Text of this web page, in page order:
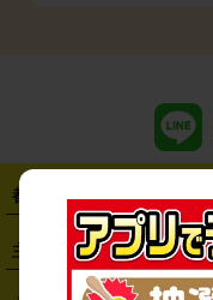
都道府県から探す
・ 北海道 ・青森県 ・岩
・東京都 ・神
主要駅から探す
・ 札幌駅 ・仙台駅 ・新